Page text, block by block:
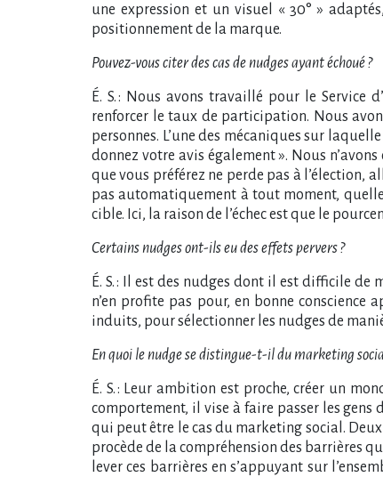
une expression et un visuel « 30° »
positionnement de la marque.
Pouvez-vous citer des cas de nudges ayant échoué ?
É. S. : Nous avons travaillé pour le Service
renforcer le taux de participation. Nous
personnes. L’une des mécaniques sur
donnez votre avis également ». Nous
que vous préférez ne perde pas à l’élection,
pas automatiquement à tout moment,
cible. Ici, la raison de l’échec est que le
Certains nudges ont-ils eu des effets pervers ?
É. S. : Il est des nudges dont il est difficile
n’en profite pas pour, en bonne
induits, pour sélectionner les nudges de
En quoi le nudge se distingue-t-il du marketing
É. S. : Leur ambition est proche, créer un
comportement, il vise à faire passer les
qui peut être le cas du marketing social.
procède de la compréhension des barrières
lever ces barrières en s’appuyant sur